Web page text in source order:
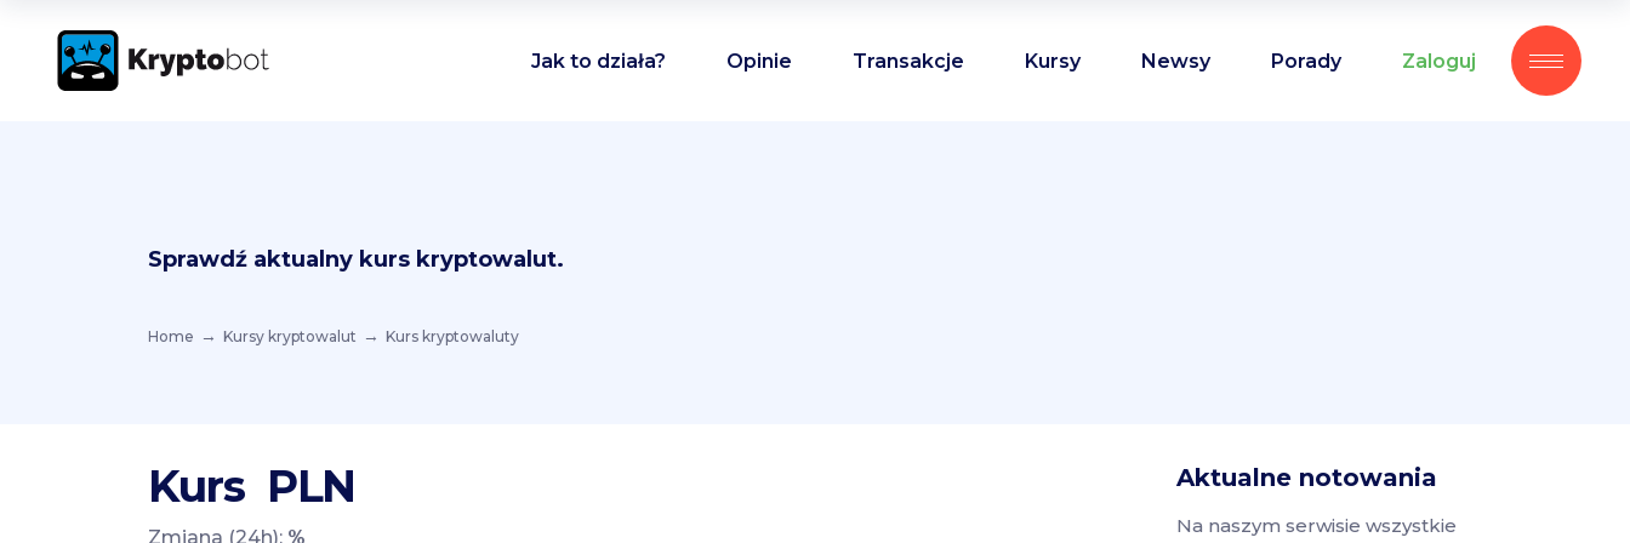
Jak to działa? Opinie Transakcje Kursy Newsy Porady Zaloguj
Sprawdź aktualny kurs kryptowalut.
Home Kursy kryptowalut Kurs kryptowaluty
Kurs PLN
Zmiana (24h): %
Aktualne notowania
Na naszym serwisie wszystkie